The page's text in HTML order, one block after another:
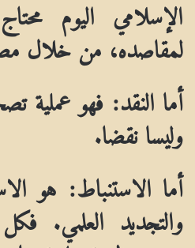
لمقاصده، من خلال
أما النقد: فهو عملية
وليسا نقضا.
أما الاستنباط: هو
والتجديد العلمي.